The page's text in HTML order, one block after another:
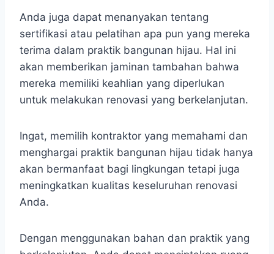
Anda juga dapat menanyakan tentang
sertifikasi atau pelatihan apa pun yang mereka
terima dalam praktik bangunan hijau. Hal ini
akan memberikan jaminan tambahan bahwa
mereka memiliki keahlian yang diperlukan
untuk melakukan renovasi yang berkelanjutan.
Ingat, memilih kontraktor yang memahami dan
menghargai praktik bangunan hijau tidak hanya
akan bermanfaat bagi lingkungan tetapi juga
meningkatkan kualitas keseluruhan renovasi
Anda.
Dengan menggunakan bahan dan praktik yang